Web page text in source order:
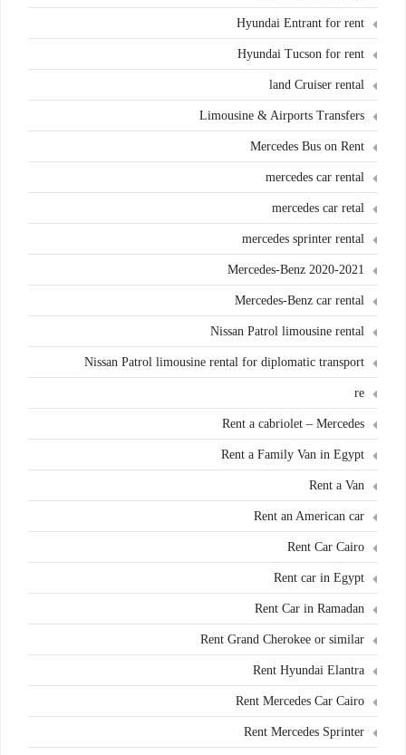
Hyundai Entrant for rent
Hyundai Tucson for rent
land Cruiser rental
Limousine & Airports Transfers
Mercedes Bus on Rent
mercedes car rental
mercedes car retal
mercedes sprinter rental
Mercedes-Benz 2020-2021
Mercedes-Benz car rental
Nissan Patrol limousine rental
Nissan Patrol limousine rental for diplomatic transport
re
Rent a cabriolet – Mercedes
Rent a Family Van in Egypt
Rent a Van
Rent an American car
Rent Car Cairo
Rent car in Egypt
Rent Car in Ramadan
Rent Grand Cherokee or similar
Rent Hyundai Elantra
Rent Mercedes Car Cairo
Rent Mercedes Sprinter